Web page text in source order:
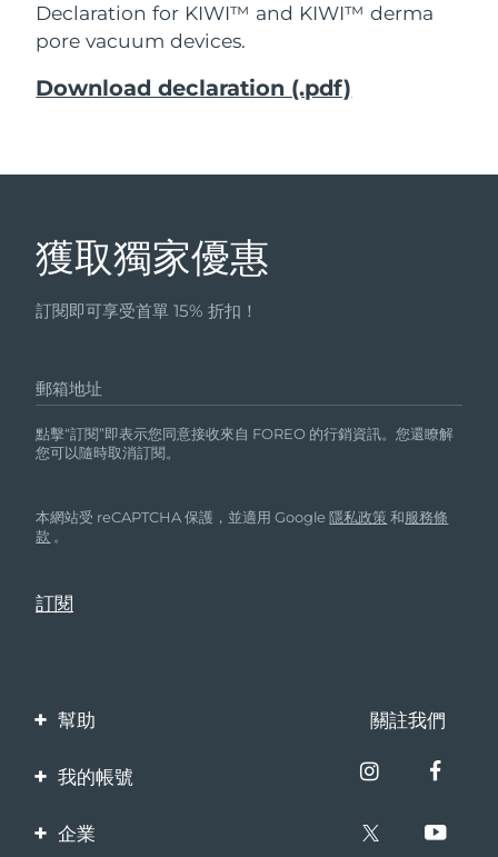
Declaration for KIWI™ and KIWI™ derma
pore vacuum devices.
Download declaration (.pdf)
獲取獨家優惠
訂閱即可享受首單 15% 折扣！
郵箱地址
點擊“訂閱”即表示您同意接收來自 FOREO 的行銷資訊。您還瞭解
您可以隨時取消訂閱。
本網站受 reCAPTCHA 保護，並適用 Google隱私政策 和服務條
款 。
幫助
聯繫我們
關註我們
我的帳號
產品註冊
企業